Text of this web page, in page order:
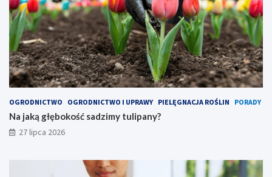
OGRODNICTWO OGRODNICTWO I UPRAWY PIELĘGNACJA ROŚLIN PORADY
Na jaką głębokość sadzimy tulipany?
27 lipca 2026